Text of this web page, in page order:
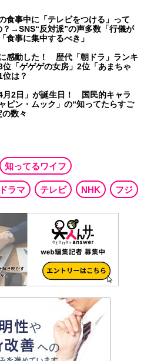
食事中に「テレビをつける」って
？→SNS“反対派”の声多数「行儀が
食事に集中するべき」
感動した！ 歴代「朝ドラ」ランキ
「ゲゲゲの女房」2位「あまちゃ
は？
月2日」が誕生日！ 国民的キャラ
ャピン・ムック」の“知ってたらすご
の数々
知ってるワイフ
ドラマ テレビ NHK フジ